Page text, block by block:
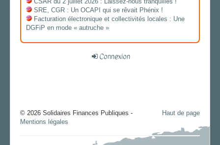
SRE, CGR : Un OCAPI qui se rêvait Phénix !
Facturation électronique et collectivités locales : Une
DGFiP en mode « autruche »
Connexion
Haut de page
© 2026 Solidaires Finances Publiques -
Mentions légales